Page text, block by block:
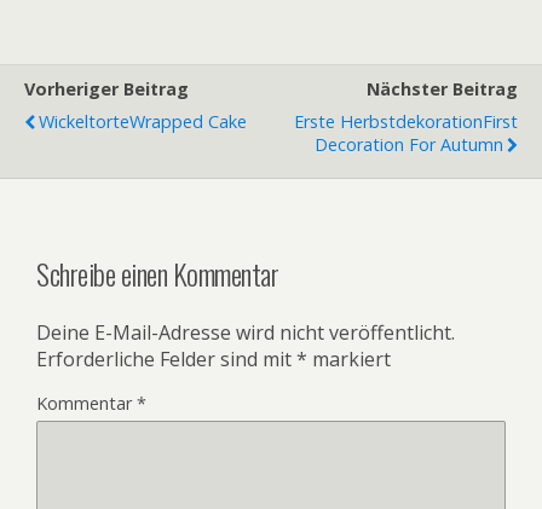
Vorheriger Beitrag
WickeltorteWrapped Cake
Nächster Beitrag
Erste HerbstdekorationFirst
Decoration For Autumn
Schreibe einen Kommentar
Deine E-Mail-Adresse wird nicht veröffentlicht.
Erforderliche Felder sind mit* markiert
Kommentar*